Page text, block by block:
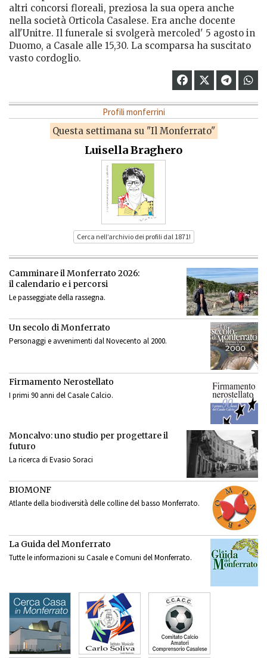
altri concorsi floreali, preziosa la sua opera anche
nella società Orticola Casalese. Era anche docente
all'Unitre. Il funerale si svolgerà mercoled' 5 agosto in
Duomo, a Casale alle 15,30. La scomparsa ha suscitato
vasto cordoglio.
Profili monferrini
Questa settimana su "Il Monferrato"
Luisella Braghero
Cerca nell’archivio dei profili dal 1871!
Camminare il Monferrato 2026:
il calendario e i percorsi
Le passeggiate della rassegna.
Un secolo di Monferrato
Personaggi e avvenimenti dal Novecento al 2000.
Firmamento Nerostellato
I primi 90 anni del Casale Calcio.
Moncalvo: uno studio per progettare il
futuro
La ricerca di Evasio Soraci
BIOMONF
Atlante della biodiversità delle colline del basso Monferrato.
La Guida del Monferrato
Tutte le informazioni su Casale e Comuni del Monferrato.